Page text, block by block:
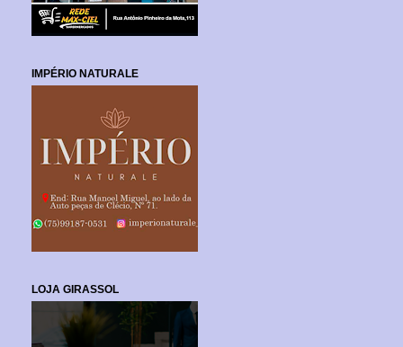
IMPÉRIO NATURALE
LOJA GIRASSOL